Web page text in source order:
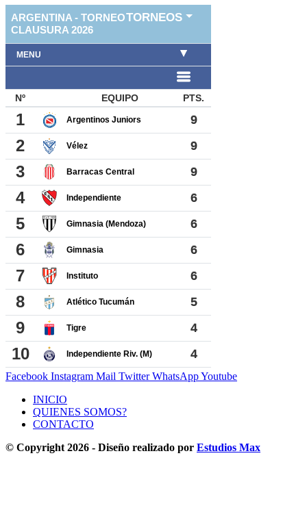
Facebook Instagram Mail Twitter WhatsAppYoutube
INICIO
QUIENES SOMOS?
CONTACTO
© Copyright 2026 - Diseño realizado por Estudios Max